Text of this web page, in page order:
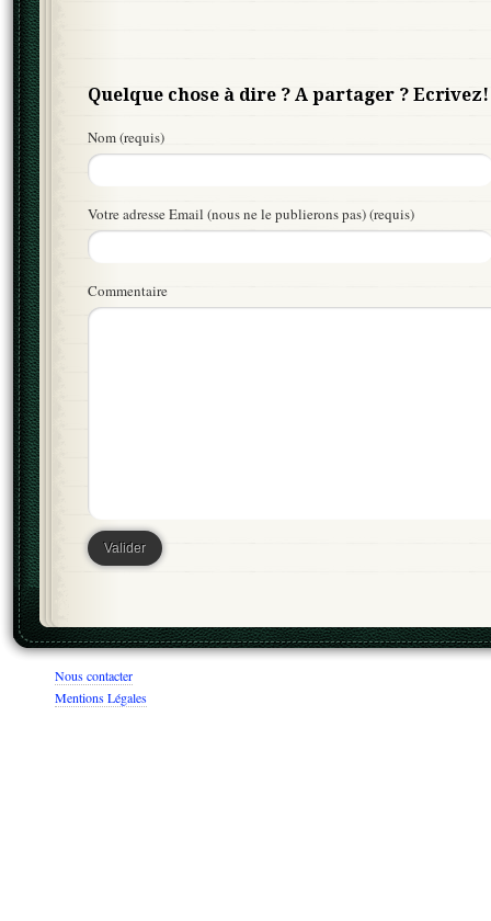
Quelque chose à dire ? A partager ? Ecrivez!
Nom (requis)
Votre adresse Email (nous ne le publierons pas) (requis)
Commentaire
Nous contacter
Mentions Légales